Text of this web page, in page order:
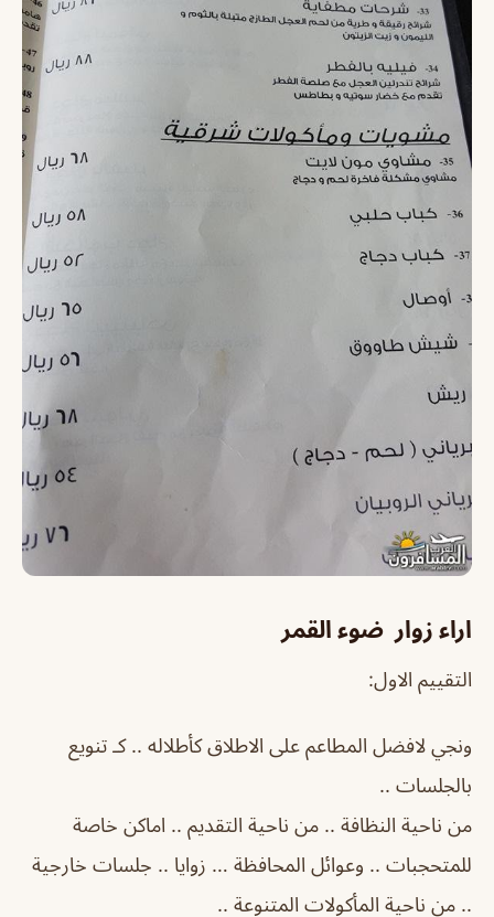
اراء زوار ضوء القمر
التقييم الاول:
ونجي لافضل المطاعم على الاطلاق كأطلاله .. كـ تنويع
بالجلسات ..
من ناحية النظافة .. من ناحية التقديم .. اماكن خاصة
للمتحجبات .. وعوائل المحافظة … زوايا .. جلسات خارجية
.. من ناحية المأكولات المتنوعة ..